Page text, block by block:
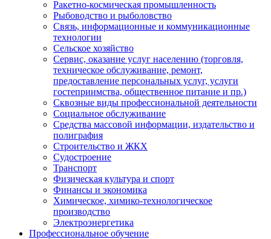
Ракетно-космическая промышленность
Рыбоводство и рыболовство
Связь, информационные и коммуникационные
технологии
Сельское хозяйство
Сервис, оказание услуг населению (торговля,
техническое обслуживание, ремонт,
предоставление персональных услуг, услуги
гостеприимства, общественное питание и пр.)
Сквозные виды профессиональной деятельности
Социальное обслуживание
Средства массовой информации, издательство и
полиграфия
Строительство и ЖКХ
Судостроение
Транспорт
Физическая культура и спорт
Финансы и экономика
Химическое, химико-технологическое
производство
Электроэнергетика
Профессиональное обучение